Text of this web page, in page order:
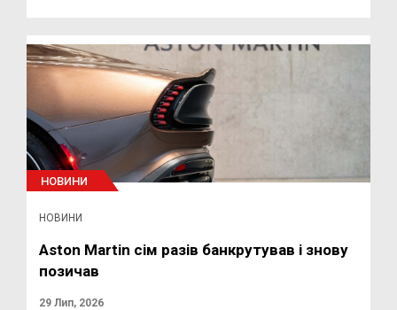
НОВИНИ
НОВИНИ
Aston Martin сім разів банкрутував і знову
позичав
29 Лип, 2026